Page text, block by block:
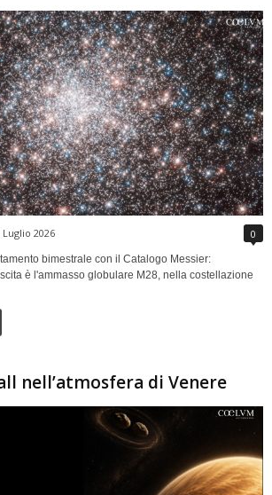
Luglio 2026 0
bimestrale con il Catalogo Messier:
è l'ammasso globulare M28, nella costellazione
nell’atmosfera di Venere